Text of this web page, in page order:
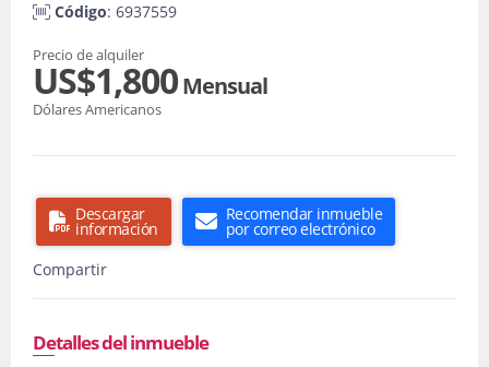
Código: 6937559
Precio de alquiler
US$1,800Mensual
Dólares Americanos
Descargar
información
Recomendar inmueble
por correo electrónico
Compartir
Detalles del inmueble